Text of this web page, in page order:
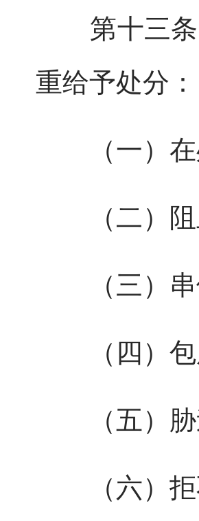
第十三条
重给予处分：
（一）在
（二）阻
（三）串
（四）包
（五）胁
（六）拒